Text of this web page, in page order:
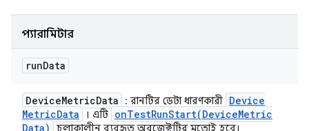
প্যারামিটার
runData
DeviceMetricData : রানটির ডেটা ধারণকারী Device
MetricData । এটি onTestRunStart(DeviceMetric
Data)
চলাকালীন ব্যবহৃত অবজেক্টটির মতোই হবে।